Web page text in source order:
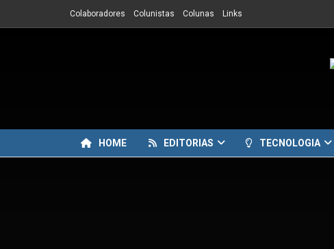
Colaboradores Colunistas Colunas Links
HOME EDITORIAS TECNOLOGIA